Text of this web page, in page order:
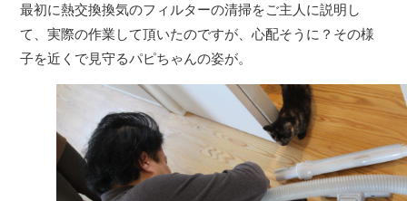
最初に熱交換換気のフィルターの清掃をご主人に説明し
て、実際の作業して頂いたのですが、心配そうに？その様
子を近くで見守るパピちゃんの姿が。